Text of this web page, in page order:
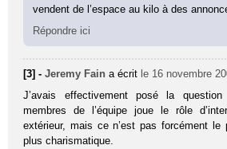
vendent de l’espace au kilo à des
Répondre ici
[3] -Jeremy Fain a écrit le 16 novembre
J’avais effectivement posé la
membres de l’équipe joue le rôle
extérieur, mais ce n’est pas forcément le
plus charismatique.